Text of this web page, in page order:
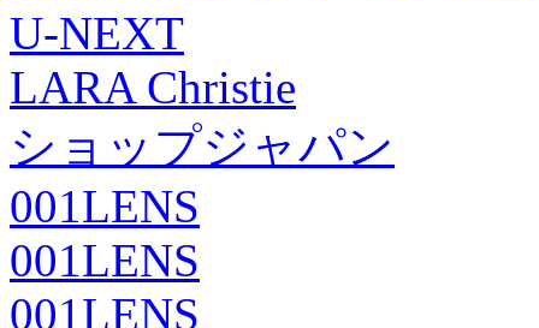
U-NEXT
LARA Christie
ショップジャパン
001LENS
001LENS
001LENS